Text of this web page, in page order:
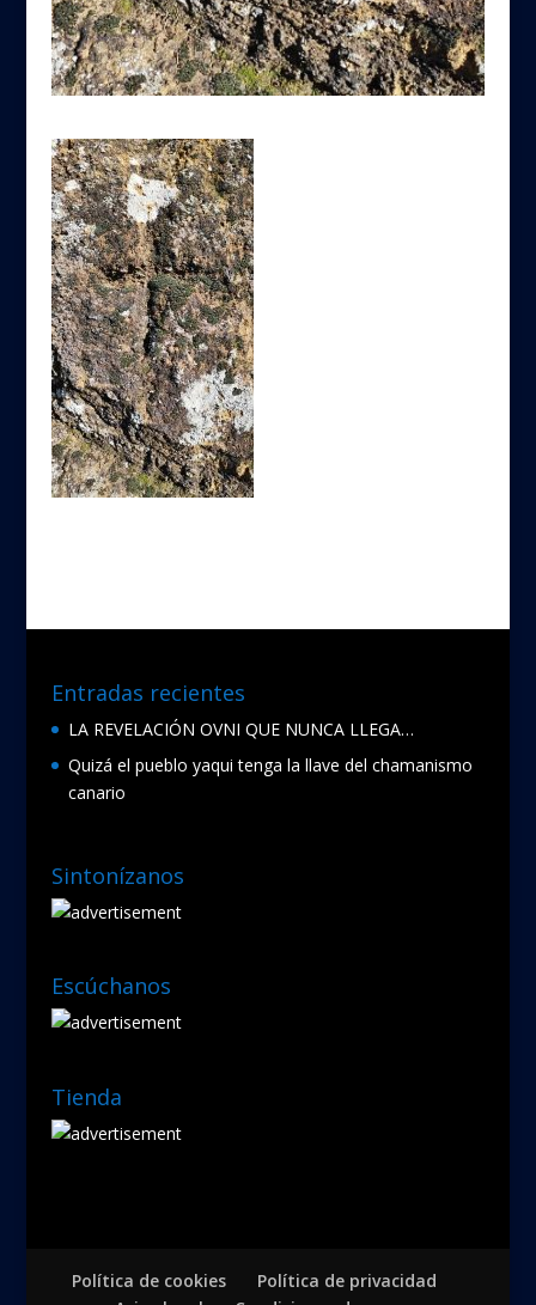
Entradas recientes
LA REVELACIÓN OVNI QUE NUNCA LLEGA…
Quizá el pueblo yaqui tenga la llave del chamanismo
canario
Sintonízanos
Escúchanos
Tienda
Política de cookies
Política de privacidad